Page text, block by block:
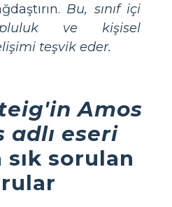
Bu, sınıf içi
ve kişisel
teşvik eder.
Amos
adlı eseri
sık sorulan